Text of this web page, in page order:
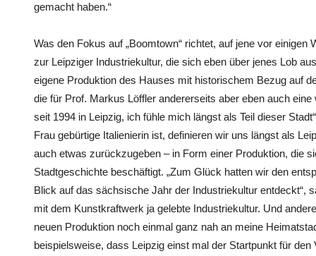
gemacht haben.“
Was den Fokus auf „Boomtown“ richtet, auf jene vor
zur Leipziger Industriekultur, die sich eben über jenes Lob
eigene Produktion des Hauses mit historischem Bezug auf
die für Prof. Markus Löffler andererseits aber eben auch
seit 1994 in Leipzig, ich fühle mich längst als Teil dieser
Frau gebürtige Italienierin ist, definieren wir uns längst als
auch etwas zurückzugeben – in Form einer Produktion, die
Stadtgeschichte beschäftigt. „Zum Glück hatten wir den
Blick auf das sächsische Jahr der Industriekultur entdeckt“,
mit dem Kunstkraftwerk ja gelebte Industriekultur. Und
neuen Produktion noch einmal ganz nah an meine
beispielsweise, dass Leipzig einst mal der Startpunkt für den